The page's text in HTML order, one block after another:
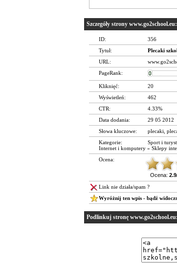
Szczegóły strony www.go2school.eu:
ID:
356
Tytuł:
Plecaki
URL:
PageRank:
Kliknięć:
20
Wyświetleń:
462
CTR:
4.33%
Data dodania:
29 05 2012
Słowa kluczowe:
plecaki
Kategorie:
Sport i
Internet i komputery » Sklepy
Ocena:
Ocena: 2.9
Link nie działa/spam ?
Wyróżnij ten wpis - bądź
Podlinkuj stronę www.go2school.eu: